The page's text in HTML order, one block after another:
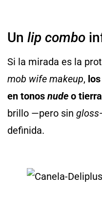
Un lip combo
Si la mirada es la
mob wife makeup,
en tonos nude o tierra
brillo —pero sin gloss
definida.